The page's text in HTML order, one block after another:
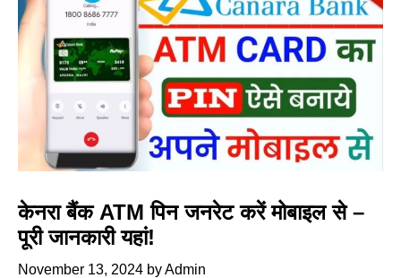
केनरा बैंक ATM पिन जनरेट करें मोबाइल से –
पूरी जानकारी यहां!
November 13, 2024 byAdmin